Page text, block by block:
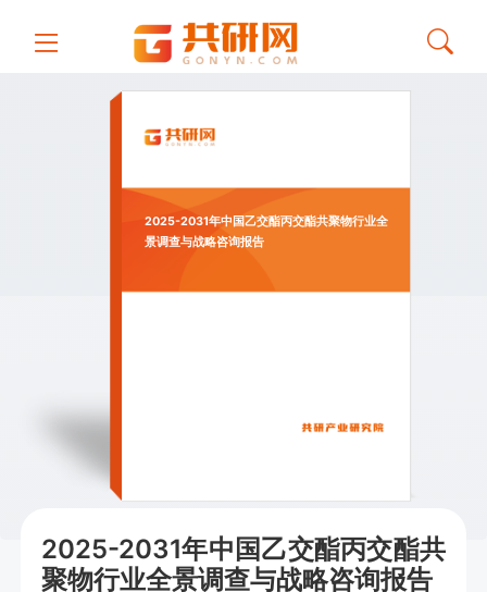
2025-2031年中国乙交酯丙交酯共聚物行业全
景调查与战略咨询报告
2025-2031年中国乙交酯丙交酯共
聚物行业全景调查与战略咨询报告